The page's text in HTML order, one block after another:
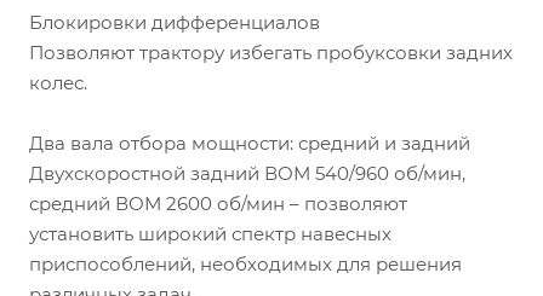
Блокировки дифференциалов
Позволяют трактору избегать пробуксовки задних
колес.
Два вала отбора мощности: средний и задний
Двухскоростной задний ВОМ 540/960 об/мин,
средний ВОМ 2600 об/мин – позволяют
установить широкий спектр навесных
приспособлений, необходимых для решения